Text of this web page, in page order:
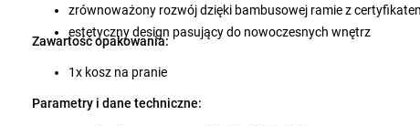
zrównoważony rozwój dzięki bambusowej ramie z
estetyczny design pasujący do nowoczesnych wnętrz
Zawartość opakowania:
1x kosz na pranie
Parametry i dane techniczne: